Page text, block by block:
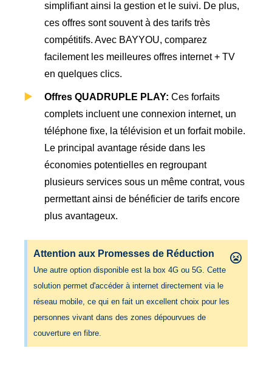
simplifiant ainsi la gestion et le suivi. De plus,
ces offres sont souvent à des tarifs très
compétitifs. Avec BAYYOU, comparez
facilement les meilleures offres internet + TV
en quelques clics.
Offres QUADRUPLE PLAY: Ces forfaits
complets incluent une connexion internet, un
téléphone fixe, la télévision et un forfait mobile.
Le principal avantage réside dans les
économies potentielles en regroupant
plusieurs services sous un même contrat, vous
permettant ainsi de bénéficier de tarifs encore
plus avantageux.
Attention aux Promesses de Réduction
Une autre option disponible est la box 4G ou 5G. Cette
solution permet d'accéder à internet directement via le
réseau mobile, ce qui en fait un excellent choix pour les
personnes vivant dans des zones dépourvues de
couverture en fibre.